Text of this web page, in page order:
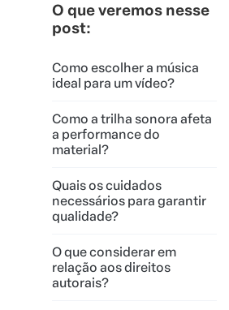
O que veremos nesse
post:
Como escolher a música
ideal para um vídeo?
Como a trilha sonora afeta
a performance do
material?
Quais os cuidados
necessários para garantir
qualidade?
O que considerar em
relação aos direitos
autorais?